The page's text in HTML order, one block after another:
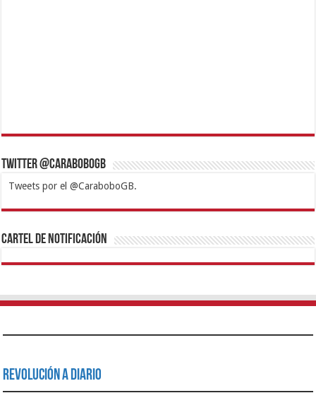
Twitter @CaraboboGB
Tweets por el @CaraboboGB.
1xbetBetturkeyBetistKralbetSupertotobetTipobetMatadorbetMariobet
https://mvbcasino.com/
Cartel de Notificación
Revolución a Diario